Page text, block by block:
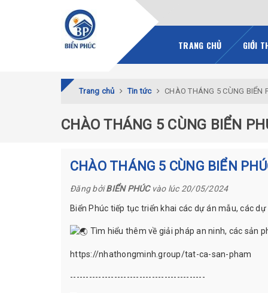
TRANG CHỦ GIỚI
Trang chủ Tin tức CHÀO THÁNG 5 CÙNG BIỂN
CHÀO THÁNG 5 CÙNG BIỂN
CHÀO THÁNG 5 CÙNG BIỂN
Đăng bởiBIỂN PHÚCvào lúc 20/05/2024
Biển Phúc tiếp tục triển khai các dự án mẫu, các
Tìm hiểu thêm về giải pháp an ninh, các sản
https://nhathongminh.group/tat-ca-san-pham
-------------------------------------------